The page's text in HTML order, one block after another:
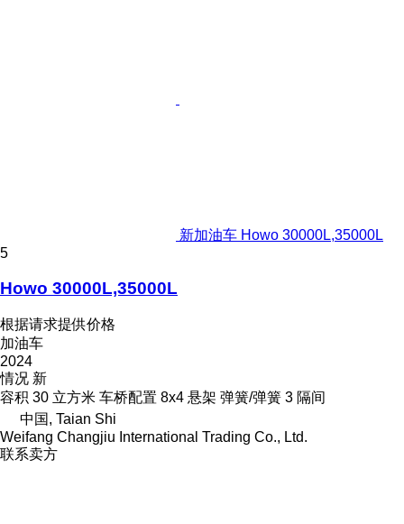
新加油车 Howo 30000L,35000L
5
Howo 30000L,35000L
根据请求提供价格
加油车
2024
情况 新
容积 30 立方米 车桥配置 8x4 悬架 弹簧/弹簧 3 隔间
中国, Taian Shi
Weifang Changjiu International Trading Co., Ltd.
联系卖方